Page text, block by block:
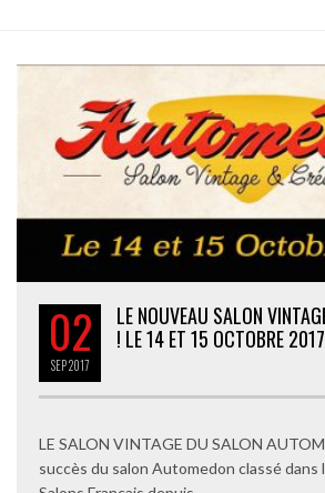
02
SEP2017
LE NOUVEAU SALON
! LE 14 ET 15 OCTOBRE 2017
LE SALON VINTAGE DU SALON
succès du salon Automedon classé dans